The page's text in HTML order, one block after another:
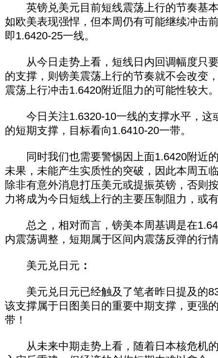
英镑兑美元目前短线震荡上行的节奏基
如欧美表现强悍，但本周仍有可能继续冲击
即1.6420-25一线。
从今日走势上看，短线日内回调幅度只
的支撑，则镑美震荡上行的节奏就不会改变
震荡上行冲击1.6420附近阻力的可能性较大
今日关注1.6320-10一线的支撑水平，这
的短期支撑，目标看向1.6410-20一带。
同时我们也需要警惕因上面1.6420附近
未果，未能产生实质性的突破，因此本周五
除非有意外消息打压美元或提振英镑，否则
力将成为今日短线上行的主要压制阻力，或
总之，相对而言，镑美本周基调是在
内震荡调整，短期属于区间内震荡反弹的行
美元兑日元 ：
美元兑日元已经触及了笔者昨日提及的
该支撑属于日图美日的重要中期支撑，更强
带！
从未来中期走势上看，随着日本核危机